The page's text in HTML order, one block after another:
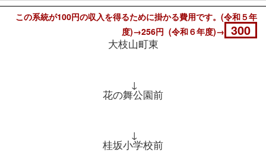
この系統が100円の収入を得るために掛かる費用です。(令和５年
度)→256円 (令和６年度)→ 300
大枝山町東
↓
花の舞公園前
↓
桂坂小学校前